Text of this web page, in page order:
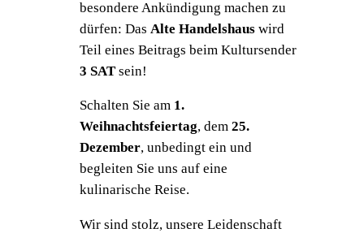
besondere Ankündigung machen zu
dürfen: Das Alte Handelshauswird
Teil eines Beitrags beim Kultursender
3 SATsein!
Schalten Sie am 1.
Weihnachtsfeiertag, dem 25.
Dezember, unbedingt ein und
begleiten Sie uns auf eine
kulinarische Reise.
Wir sind stolz, unsere Leidenschaft